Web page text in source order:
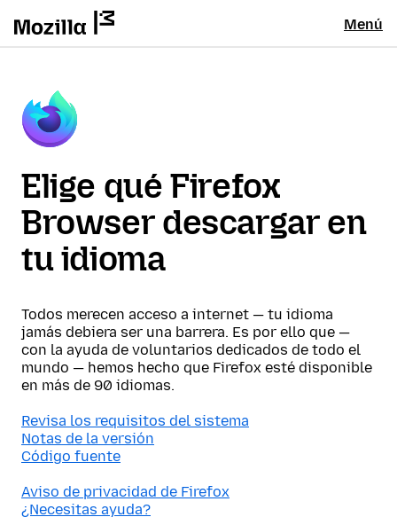
Menú
Elige qué Firefox
Browser descargar en
tu idioma
Todos merecen acceso a internet — tu idioma
jamás debiera ser una barrera. Es por ello que —
con la ayuda de voluntarios dedicados de todo el
mundo — hemos hecho que Firefox esté disponible
en más de 90 idiomas.
Revisa los requisitos del sistema
Notas de la versión
Código fuente
Aviso de privacidad de Firefox
¿Necesitas ayuda?